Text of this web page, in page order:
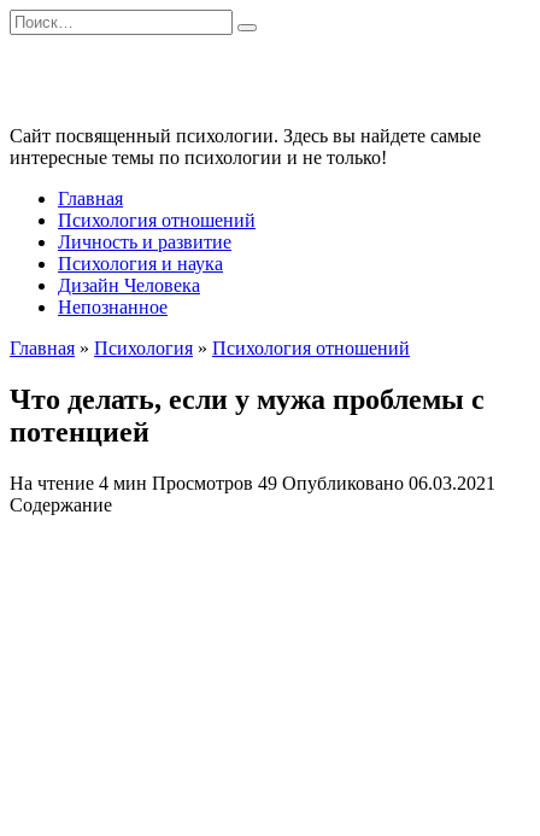
Перейти
к
Search
for:
Сайт посвященный психологии. Здесь вы найдете самые
интересные темы по психологии и не только!
Главная
Психология отношений
Личность и развитие
Психология и наука
Дизайн Человека
Непознанное
Главная » Психология » Психология отношений
Что делать, если у мужа проблемы с
потенцией
На чтение 4 мин Просмотров 49 Опубликовано 06.03.2021
Содержание